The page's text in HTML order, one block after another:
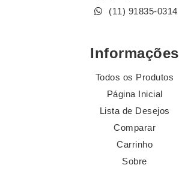
(11) 91835-0314
Informações
Todos os Produtos
Página Inicial
Lista de Desejos
Comparar
Carrinho
Sobre